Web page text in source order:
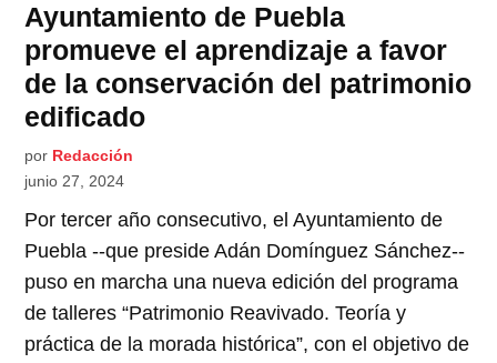
Ayuntamiento de Puebla
promueve el aprendizaje a favor
de la conservación del patrimonio
edificado
por Redacción
junio 27, 2024
Por tercer año consecutivo, el Ayuntamiento de
Puebla --que preside Adán Domínguez Sánchez--
puso en marcha una nueva edición del programa
de talleres “Patrimonio Reavivado. Teoría y
práctica de la morada histórica”, con el objetivo de